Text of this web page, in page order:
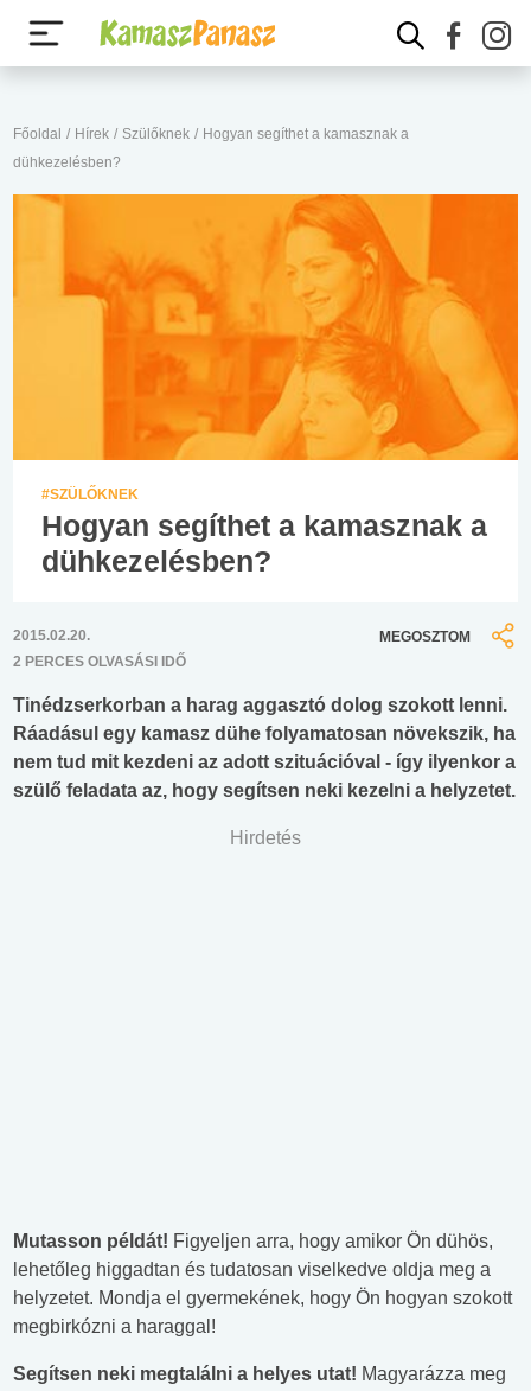
Főoldal / Hírek / Szülőknek / Hogyan segíthet a kamasznak a
dühkezelésben?
#SZÜLŐKNEK
Hogyan segíthet a kamasznak a
dühkezelésben?
2015.02.20.
2 PERCES OLVASÁSI IDŐ
MEGOSZTOM
Tinédzserkorban a harag aggasztó dolog szokott lenni.
Ráadásul egy kamasz dühe folyamatosan növekszik, ha
nem tud mit kezdeni az adott szituációval - így ilyenkor a
szülő feladata az, hogy segítsen neki kezelni a helyzetet.
Hirdetés
Mutasson példát! Figyeljen arra, hogy amikor Ön dühös,
lehetőleg higgadtan és tudatosan viselkedve oldja meg a
helyzetet. Mondja el gyermekének, hogy Ön hogyan szokott
megbirkózni a haraggal!
Segítsen neki megtalálni a helyes utat! Magyarázza meg